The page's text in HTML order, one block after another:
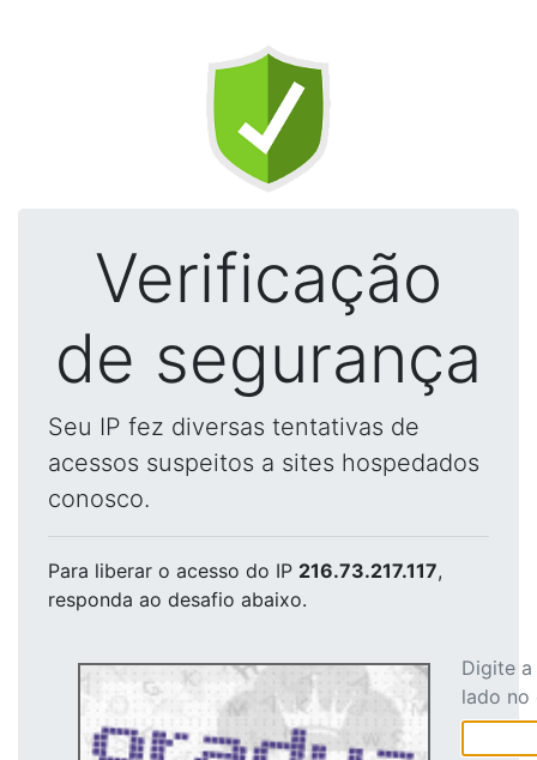
Verificação
de segurança
Seu IP fez diversas tentativas de
acessos suspeitos a sites hospedados
conosco.
Para liberar o acesso do IP 216.73.217.117,
responda ao desafio abaixo.
Digite
lado no